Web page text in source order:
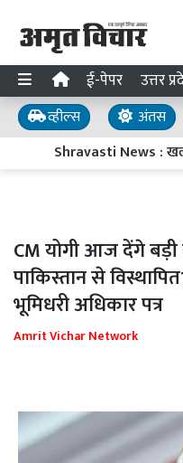
ई-पेपर उत्तर
व्हील्स अंतस
Shravasti News :
CM योगी आज देंगे बड़ी
पाकिस्तान से
भूमिधरी अधिकार पत्र
Amrit Vichar Network